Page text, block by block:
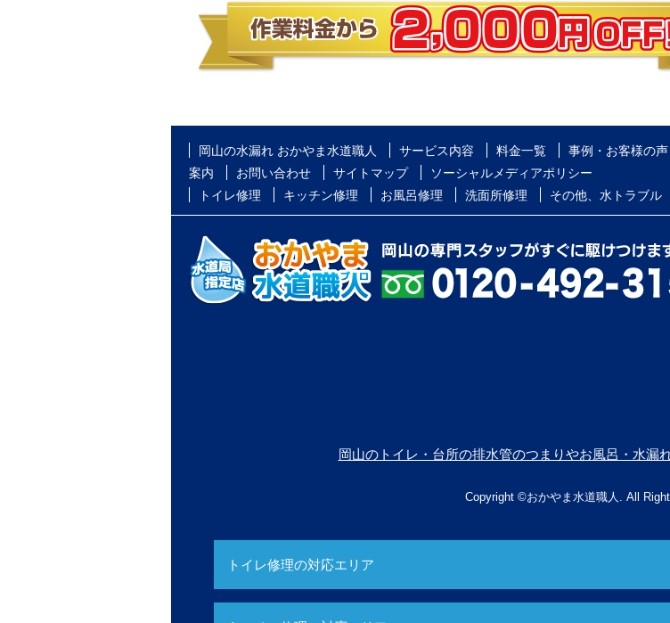
岡山の水漏れ おかやま水道職人 サービス内容 料金一覧 事例・お客様の声
案内
お問い合わせ サイトマップ
ソーシャルメディアポリシー
トイレ修理
キッチン修理 お風呂修理 洗面所修理 その他、水トラブル
岡山のトイレ・台所の排水管のつまりやお風呂・水漏
Copyright ©おかやま水道職人. All
トイレ修理の対応エリア